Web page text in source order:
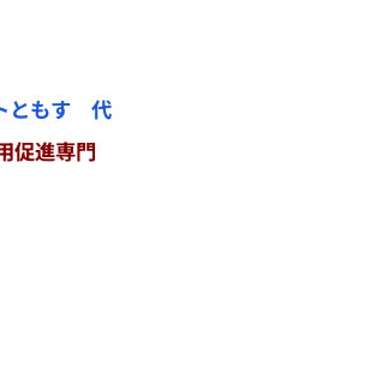
ともす 代
促進専門